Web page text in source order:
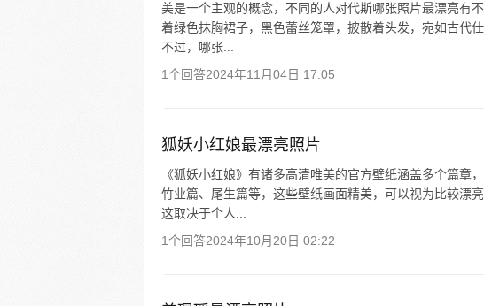
美是一个主观的概念，不同的人对代斯哪张照片最漂亮有
着绿色抹胸裙子，黑色蕾丝笼罩，披散着头发，宛如古代
不过，哪张...
1个回答2024年11月04日 17:05
狐妖小红娘最漂亮照片
《狐妖小红娘》有诸多高清唯美的官方壁纸涵盖多个篇章
竹业篇、尾生篇等，这些壁纸画面精美，可以视为比较漂
这取决于个人...
1个回答2024年10月20日 02:22